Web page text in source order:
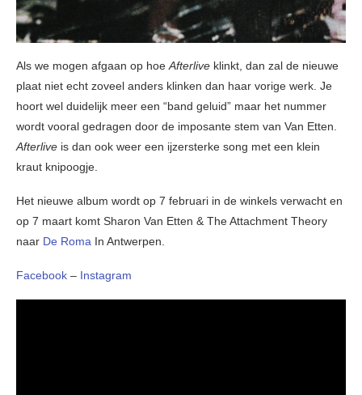
Als we mogen afgaan op hoeAfterlive klinkt, dan zal de nieuwe
plaat niet echt zoveel anders klinken dan haar vorige werk. Je
hoort wel duidelijk meer een “band geluid” maar het nummer
wordt vooral gedragen door de imposante stem van Van Etten.
Afterlive is dan ook weer een ijzersterke song met een klein
kraut knipoogje.
Het nieuwe album wordt op 7 februari in de winkels verwacht en
op 7 maart komt Sharon Van Etten & The Attachment Theory
naar De Roma In Antwerpen.
Facebook – Instagram